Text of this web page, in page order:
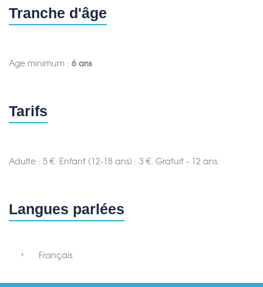
Tranche d'âge
Age minimum : 6 ans
Tarifs
Adulte : 5 €. Enfant (12-18 ans) : 3 €. Gratuit - 12 ans.
Langues parlées
Français